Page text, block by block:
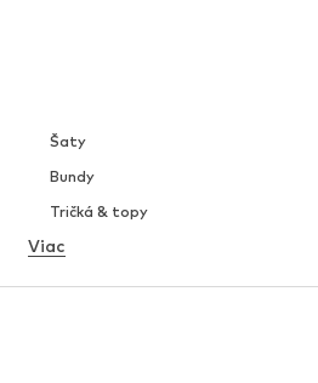
Šaty
Bundy
Tričká & topy
Bielizeň
Blúzky & tuniky
Viac